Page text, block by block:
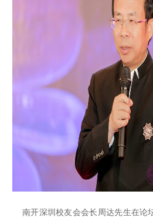
南开深圳校友会会长周达先生在论